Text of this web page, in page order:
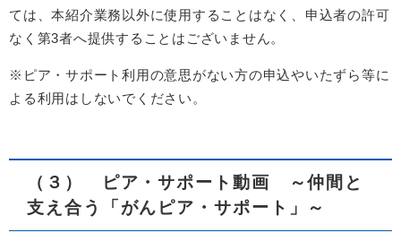
ては、本紹介業務以外に使用することはなく、申込者の許可
なく第3者へ提供することはございません。
※ピア・サポート利用の意思がない方の申込やいたずら等に
よる利用はしないでください。
（３） ピア・サポート動画 ～仲間と
支え合う「がんピア・サポート」～